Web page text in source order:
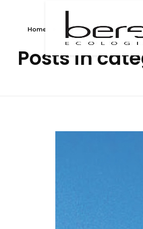
Home Uncategorized » Pagina
Posts in